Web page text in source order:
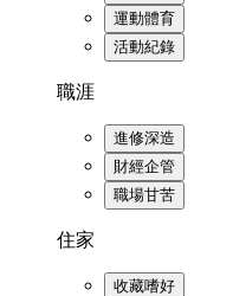
運動體育
活動紀錄
職涯
進修深造
財經企管
職場甘苦
住家
收藏嗜好